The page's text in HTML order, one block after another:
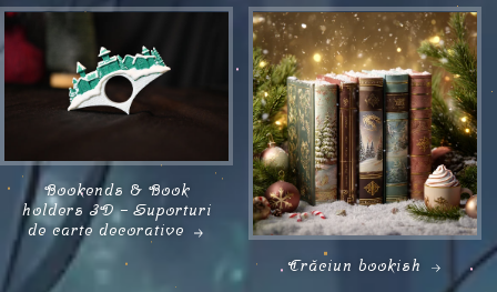
Bookends & Book
holders 3D – Suporturi
de carte decorative
Crăciun bookish